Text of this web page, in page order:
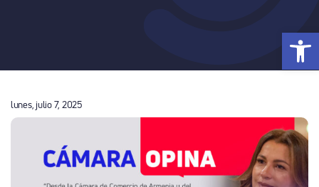
Abrir
lunes, julio 7, 2025